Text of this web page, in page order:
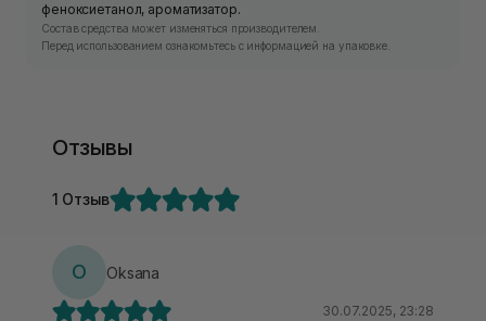
феноксиетанол, ароматизатор.
Состав средства может изменяться производителем.
Перед использованием ознакомьтесь с информацией на упаковке.
Отзывы
1 Отзыв
O Oksana
30.07.2025, 23:28